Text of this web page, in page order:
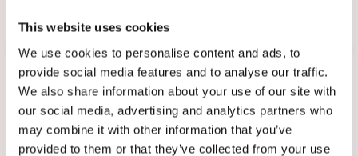
This website uses cookies
We use cookies to personalise content and ads, to
provide social media features and to analyse our traffic.
We also share information about your use of our site with
our social media, advertising and analytics partners who
may combine it with other information that you’ve
provided to them or that they’ve collected from your use
Recensioner
Ann-Charlotte Lundin
★★★★★
Super, är inne på mitt tredje par.